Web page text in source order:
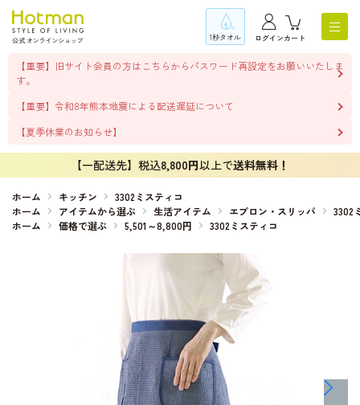
1秒タオル ログインカート
【重要】旧サイト会員の方はこちらからパスワード再設定をお願いいたしま
す。
【重要】令和8年熊本地震による配送遅延について
【夏季休業のお知らせ】
【一配送先】税込8,800円以上で送料無料！
ホーム キッチン
3302ミスティコ
ホーム
アイテムから選ぶ 生活アイテム エプロン・スリッパ
3302
ホーム
価格で選ぶ 5,501～8,800円 3302ミスティコ